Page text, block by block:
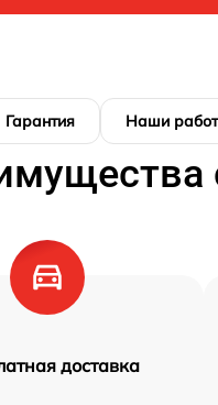
Гарантия Наши
доставка